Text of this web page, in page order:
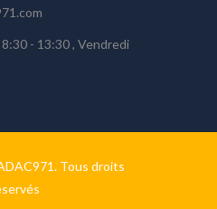
- 13:30 , Vendredi
Tous droits